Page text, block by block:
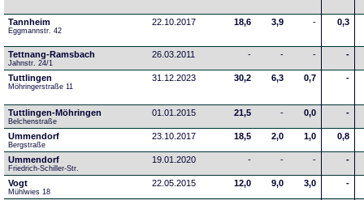
Tannheim
Eggmannstr. 42
22.10.2017 18,6 3,9 - 0,3
Tettnang-Ramsbach
Jahnstr. 24/1
26.03.2011 - - - -
Tuttlingen
Möhringerstraße 11
31.12.2023 30,2 6,3 0,7 -
Tuttlingen-Möhringen
Belchenstraße
01.01.2015 21,5 - 0,0 -
Ummendorf
Bergstraße
23.10.2017 18,5 2,0 1,0 0,8
Ummendorf
Friedrich-Schiller-Str.
19.01.2020 - - - -
Vogt
Mühlwies 18
22.05.2015 12,0 9,0 3,0 -